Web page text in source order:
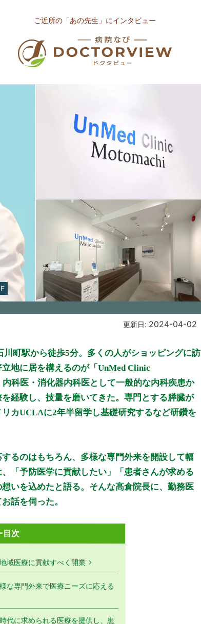
ご近所の「あの先生」にインタビュー
更新日: 2024-04-02
町駅から徒歩5分。多くの人がショッピングに訪
地に居を構えるのが「UnMed Clinic
科医・消化器内科医として一般的な内科疾患か
経験し、技量を磨いてきた。専門とする膵臓が
カUCLAに2年半留学し基礎研究するなど研鑽を
るのはもちろん、多様な専門外来を開設して幅
「予防医学に貢献したい」「患者さんが求める
いを込めたと語る。そんな高倉院長に、勤務医
話を伺った。
目次
域医療に貢献すべく開業
な専門外来で医療ニーズに応える
代に求められる医療を提供し、患